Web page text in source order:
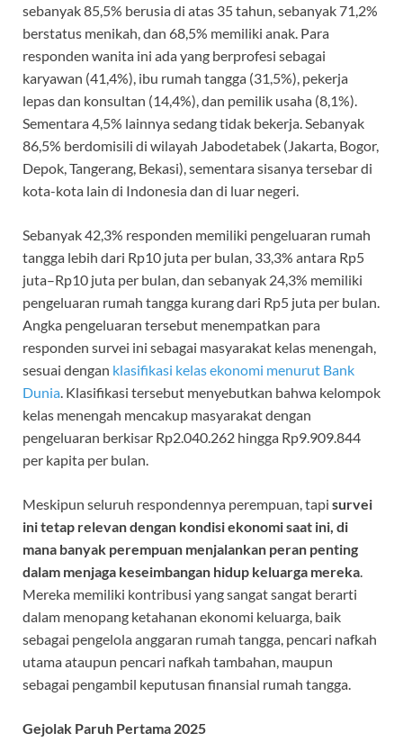
sebanyak 85,5% berusia di atas 35 tahun, sebanyak 71,2%
berstatus menikah, dan 68,5% memiliki anak. Para
responden wanita ini ada yang berprofesi sebagai
karyawan (41,4%), ibu rumah tangga (31,5%), pekerja
lepas dan konsultan (14,4%), dan pemilik usaha (8,1%).
Sementara 4,5% lainnya sedang tidak bekerja. Sebanyak
86,5% berdomisili di wilayah Jabodetabek (Jakarta, Bogor,
Depok, Tangerang, Bekasi), sementara sisanya tersebar di
kota-kota lain di Indonesia dan di luar negeri.
Sebanyak 42,3% responden memiliki pengeluaran rumah
tangga lebih dari Rp10 juta per bulan, 33,3% antara Rp5
juta–Rp10 juta per bulan, dan sebanyak 24,3% memiliki
pengeluaran rumah tangga kurang dari Rp5 juta per bulan.
Angka pengeluaran tersebut menempatkan para
responden survei ini sebagai masyarakat kelas menengah,
sesuai dengan klasifikasi kelas ekonomi menurut Bank
Dunia . Klasifikasi tersebut menyebutkan bahwa kelompok
kelas menengah mencakup masyarakat dengan
pengeluaran berkisar Rp2.040.262 hingga Rp9.909.844
per kapita per bulan.
Meskipun seluruh respondennya perempuan, tapi survei
ini tetap relevan dengan kondisi ekonomi saat ini, di
mana banyak perempuan menjalankan peran penting
dalam menjaga keseimbangan hidup keluarga mereka
Mereka memiliki kontribusi yang sangat sangat berarti
dalam menopang ketahanan ekonomi keluarga, baik
sebagai pengelola anggaran rumah tangga, pencari nafkah
utama ataupun pencari nafkah tambahan, maupun
sebagai pengambil keputusan finansial rumah tangga.
Gejolak Paruh Pertama 2025